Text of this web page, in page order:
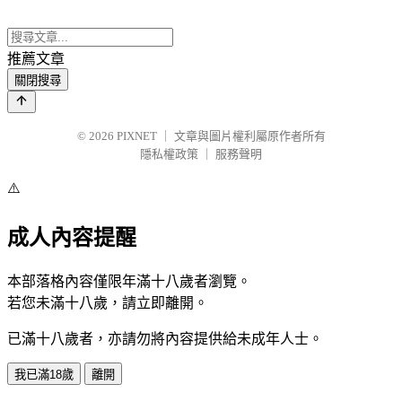
推薦文章
關閉搜尋
© 2026 PIXNET
文章與圖片權利屬原作者所有
隱私權政策
服務聲明
⚠️
成人內容提醒
本部落格內容僅限年滿十八歲者瀏覽。
若您未滿十八歲，請立即離開。
已滿十八歲者，亦請勿將內容提供給未成年人士。
我已滿18歲 離開